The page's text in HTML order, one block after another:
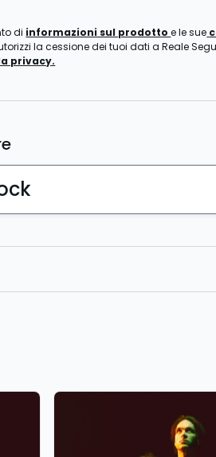
di informazioni sul prodottoe le sue
la cessione dei tuoi dati a Reale
privacy.